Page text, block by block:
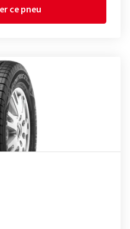
ce pneu